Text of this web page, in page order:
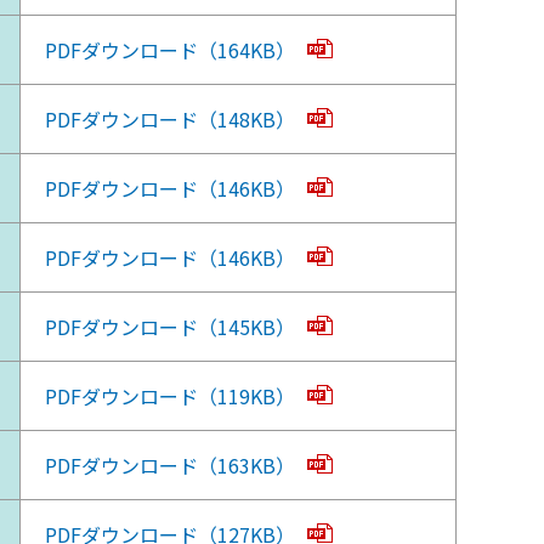
PDFダウンロード（164KB）
PDFダウンロード（148KB）
PDFダウンロード（146KB）
PDFダウンロード（146KB）
PDFダウンロード（145KB）
PDFダウンロード（119KB）
PDFダウンロード（163KB）
PDFダウンロード（127KB）